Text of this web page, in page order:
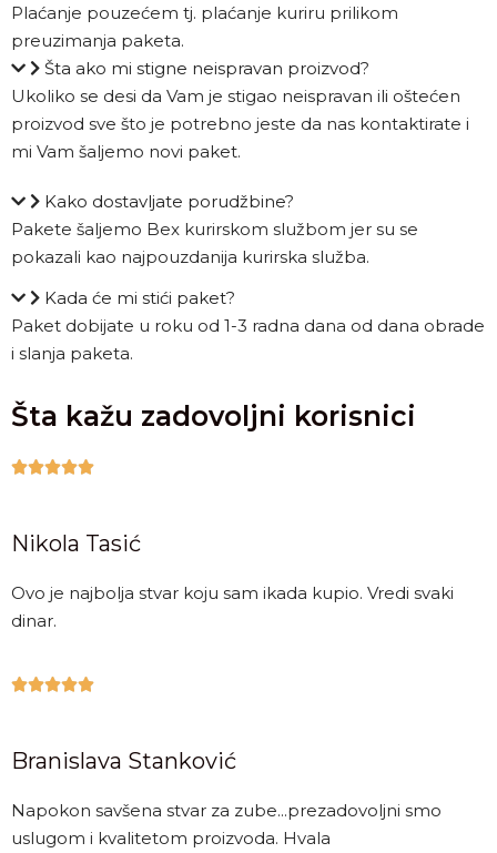
Plaćanje pouzećem tj. plaćanje kuriru prilikom
preuzimanja paketa.
Šta ako mi stigne neispravan proizvod?
Ukoliko se desi da Vam je stigao neispravan ili oštećen
proizvod sve što je potrebno jeste da nas kontaktirate i
mi Vam šaljemo novi paket.
Kako dostavljate porudžbine?
Pakete šaljemo Bex kurirskom službom jer su se
pokazali kao najpouzdanija kurirska služba.
Kada će mi stići paket?
Paket dobijate u roku od 1-3 radna dana od dana obrade
i slanja paketa.
Šta kažu zadovoljni korisnici

Nikola Tasić
Ovo je najbolja stvar koju sam ikada kupio. Vredi svaki
dinar.

Branislava Stanković
Napokon savšena stvar za zube...prezadovoljni smo
uslugom i kvalitetom proizvoda. Hvala